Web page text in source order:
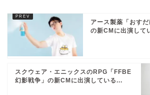
アース製薬「おすだ
の新CMに出演して
スクウェア・エニックスのRPG「FFBE
幻影戦争」の新CMに出演している...